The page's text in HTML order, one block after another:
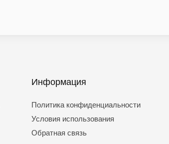
Информация
Политика конфиденциальности
Условия использования
Обратная связь